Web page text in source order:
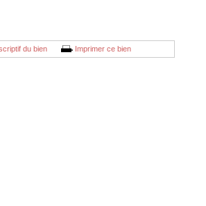
du bien Imprimer ce bien